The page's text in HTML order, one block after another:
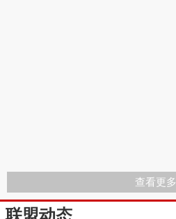
查看更多